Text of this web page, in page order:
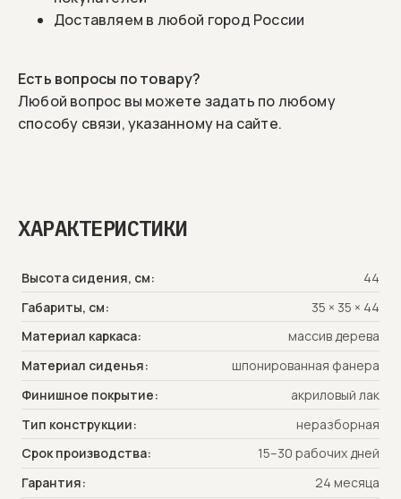
Доставляем в любой город России
Есть вопросы по товару?
Любой вопрос вы можете задать по любому
способу связи, указанному на сайте.
ХАРАКТЕРИСТИКИ
Высота сидения, см:
44
Габариты, см:
35 × 35 × 44
Материал каркаса:
массив дерева
Материал сиденья:
шпонированная фанера
Финишное покрытие:
акриловый лак
Тип конструкции:
неразборная
Срок производства:
15–30 рабочих дней
Гарантия:
24 месяца
хотелось создать продукт вне
времени, который бы не терял свою
и название – Raza, которое
вытекает из слова «разæфонæ»,
что в переводе означает –
безвременный, безвременно. А для
того, чтобы название приятно
ложилось на слух, я решил его
сократить до четырёх букв.
Коллекция включает в себя:
обеденный стул, табурет, барный и
полубарный табуреты.